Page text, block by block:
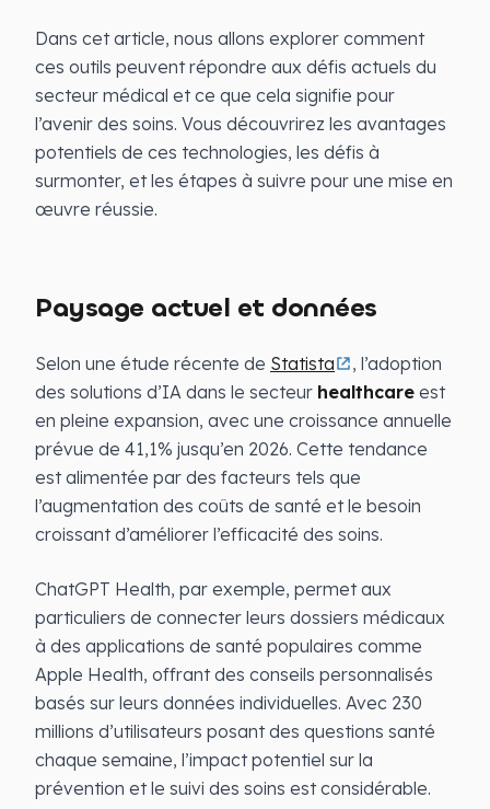
Dans cet article, nous allons explorer comment
ces outils peuvent répondre aux défis actuels du
secteur médical et ce que cela signifie pour
l’avenir des soins. Vous découvrirez les avantages
potentiels de ces technologies, les défis à
surmonter, et les étapes à suivre pour une mise en
œuvre réussie.
Paysage actuel et données
Selon une étude récente de Statista
, l’adoption
des solutions d’IA dans le secteur healthcare est
en pleine expansion, avec une croissance annuelle
prévue de 41,1% jusqu’en 2026. Cette tendance
est alimentée par des facteurs tels que
l’augmentation des coûts de santé et le besoin
croissant d’améliorer l’efficacité des soins.
ChatGPT Health, par exemple, permet aux
particuliers de connecter leurs dossiers médicaux
à des applications de santé populaires comme
Apple Health, offrant des conseils personnalisés
basés sur leurs données individuelles. Avec 230
millions d’utilisateurs posant des questions santé
chaque semaine, l’impact potentiel sur la
prévention et le suivi des soins est considérable.